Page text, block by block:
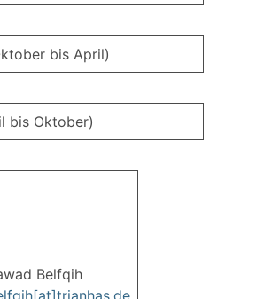
bis April)
bis Oktober)
Belfqih